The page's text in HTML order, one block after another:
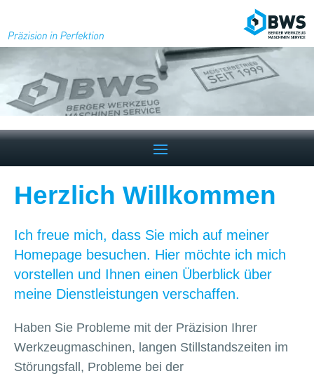
Herzlich Willkommen
Ich freue mich, dass Sie mich auf meiner
Homepage besuchen. Hier möchte ich mich
vorstellen und Ihnen einen Überblick über
meine Dienstleistungen verschaffen.
Haben Sie Probleme mit der Präzision Ihrer
Werkzeugmaschinen, langen Stillstandszeiten im
Störungsfall, Probleme bei der